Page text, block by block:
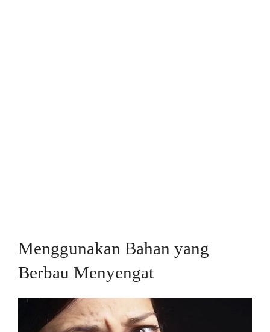
Menggunakan Bahan yang
Berbau Menyengat